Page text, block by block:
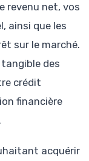
revenu net, vos
ainsi que les
sur le marché.
des
crédit
financière
acquérir